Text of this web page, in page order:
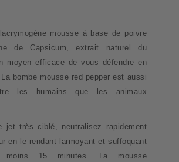
mousse à base de poivre
de Capsicum, extrait naturel du
moyen efficace de vous défendre en
bombe mousse red pepper est aussi
les humains que les animaux
jet très ciblé, neutralisez rapidement
en le rendant larmoyant et suffoquant
moins 15 minutes. La mousse